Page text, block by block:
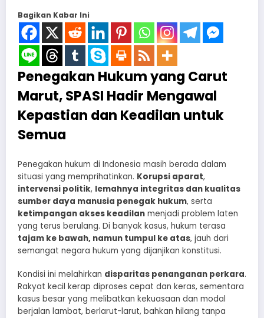
Bagikan Kabar Ini
Penegakan Hukum yang Carut
Marut, SPASI Hadir Mengawal
Kepastian dan Keadilan untuk
Semua
Penegakan hukum di Indonesia masih berada dalam
situasi yang memprihatinkan. Korupsi aparat,
intervensi politik, lemahnya integritas dan kualitas
sumber daya manusia penegak hukum, serta
ketimpangan akses keadilan menjadi problem laten
yang terus berulang. Di banyak kasus, hukum terasa
tajam ke bawah, namun tumpul ke atas, jauh dari
semangat negara hukum yang dijanjikan konstitusi.
Kondisi ini melahirkan disparitas penanganan perkara.
Rakyat kecil kerap diproses cepat dan keras, sementara
kasus besar yang melibatkan kekuasaan dan modal
berjalan lambat, berlarut-larut, bahkan hilang tanpa